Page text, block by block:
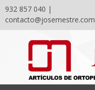
932 857 040 |
contacto@josemestre.com
content